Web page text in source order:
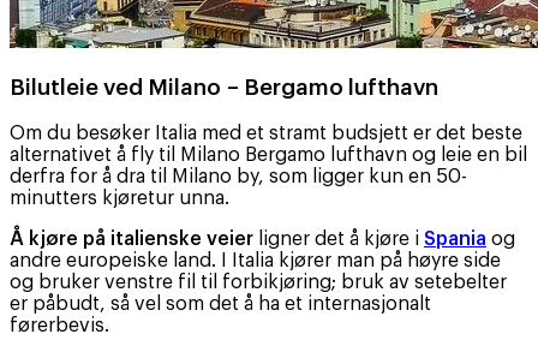
Bilutleie ved Milano – Bergamo lufthavn
Om du besøker Italia med et stramt budsjett er det beste
alternativet å fly til Milano Bergamo lufthavn og leie en bil
derfra for å dra til Milano by, som ligger kun en 50-
minutters kjøretur unna.
Å kjøre på italienske veier ligner det å kjøre i Spania og
andre europeiske land. I Italia kjører man på høyre side
og bruker venstre fil til forbikjøring; bruk av setebelter
er påbudt, så vel som det å ha et internasjonalt
førerbevis.